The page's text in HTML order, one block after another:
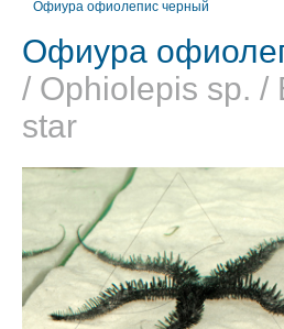
Офиура офиолепис черный
Офиура
/ Ophiolepis sp. /
star